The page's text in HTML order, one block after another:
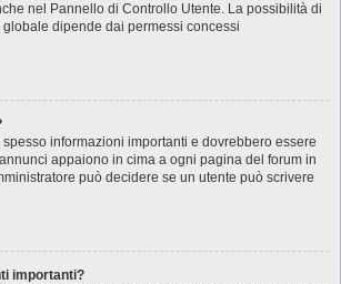
nel Pannello di Controllo Utente. La possibilità di
dipende dai permessi concessi
informazioni importanti e dovrebbero essere
appaiono in cima a ogni pagina del forum in
può decidere se un utente può scrivere
importanti?